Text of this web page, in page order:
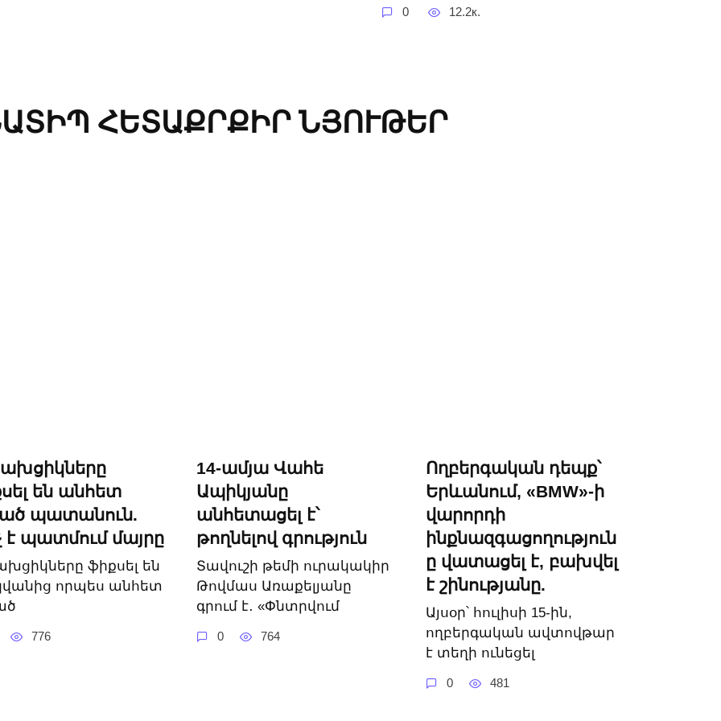
0 12.2к.
ՀԵՏԱՔՐՔԻՐ ՆՅՈՒԹԵՐ
են անհետ
պատանուն.
է պատմում մայրը
ֆիքսել են
որպես անհետ
776
14-ամյա Վահե
Ապիկյանը
անհետացել է՝
թողնելով գրություն
Տավուշի թեմի ուրակակիր
Թովմաս Առաքելյանը
գրում է․ «Փնտրվում
0 764
Ողբերգական դեպք՝
Երևանում, «BMW»-ի
վարորդի
ինքնազգացողություն
ը վատացել է, բախվել
է շինությանը.
Այսօր՝ հուլիսի 15-ին,
ողբերգական ավտովթար
է տեղի ունեցել
0 481